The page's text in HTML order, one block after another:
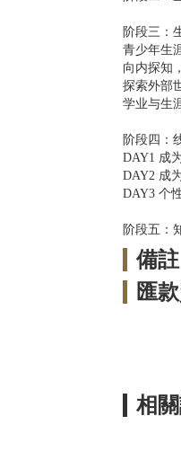
阶段三：
青少年生
向内探知
探索外部
学业与生
阶段四：
DAY1 成
DAY2 成
DAY3 个
阶段五：
備註
匯
相